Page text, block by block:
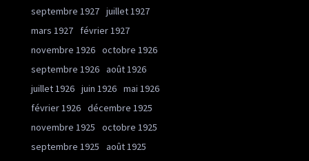
septembre 1927 juillet 1927
mars 1927
février 1927
novembre 1926 octobre 1926
septembre 1926 août 1926
juillet 1926 juin 1926 mai 1926
février 1926 décembre 1925
novembre 1925
octobre 1925
septembre 1925
août 1925